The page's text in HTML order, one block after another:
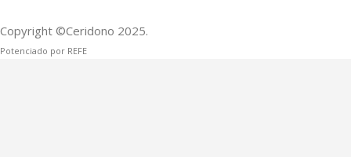
Copyright ©Ceridono 2025.
Potenciado por REFE